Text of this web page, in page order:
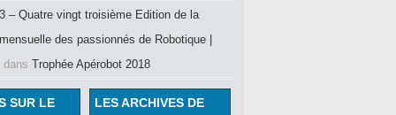
– Quatre vingt troisième Edition de la
des passionnés de Robotique |
dans Trophée Apérobot 2018
LES ARCHIVES DE
SUR LE